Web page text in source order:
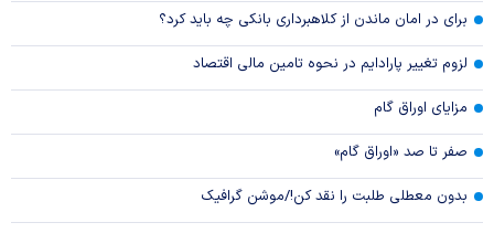
برای در امان ماندن از کلاهبرداری بانکی چه باید کرد؟
لزوم تغییر پارادایم در نحوه تامین مالی اقتصاد
مزایای اوراق گام
صفر تا صد «اوراق گام»
بدون معطلی طلبت را نقد کن!/موشن گرافیک